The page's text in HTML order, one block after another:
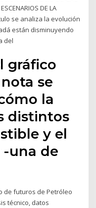
DE LA
se analiza la evolución
están disminuyendo
del
gráfico
se
la
distintos
y el
una de
de futuros de Petróleo
técnico, datos